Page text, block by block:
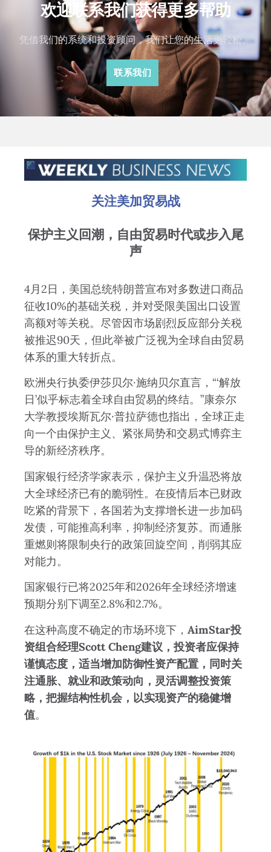
欢迎联系我们获得更多帮助
凭借我们的系统和投资顾问，我们让您的生活更轻松。
联系我们
关注美加贸易战
保护主义回潮，自由贸易时代或步入尾
声
4月2日，美国总统特朗普宣布对多数进口商品
征收10%的基础关税，并对受限美国出口设置
高额对等关税。尽管因市场剧烈反应部分关税
被推迟90天，但此举被广泛视为全球自由贸易
体系的重大转折点。
欧洲央行执委伊莎贝尔·施纳贝尔直言，“‘解放
日’似乎标志着全球自由贸易的终结。”康奈尔
大学教授埃斯瓦尔·普拉萨德也指出，全球正走
向一个由保护主义、紧张局势和交易式博弈主
导的新经济秩序。
国家银行经济学家表示，保护主义升温恐将放
大全球经济已有的脆弱性。在疫情后本已财政
吃紧的背景下，各国若为支撑增长进一步加码
发债，可能推高利率，抑制经济复苏。而通胀
重燃则将限制央行的政策回旋空间，削弱其应
对能力。
国家银行已将2025年和2026年全球经济增速
预期分别下调至2.8%和2.7%。
在这种高度不确定的市场环境下， AimStar投
资组合经理Scott Cheng建议，投资者应保持
谨慎态度，适当增加防御性资产配置，同时关
注通胀、就业和政策动向，灵活调整投资策
略，把握结构性机会，以实现资产的稳健增
值。